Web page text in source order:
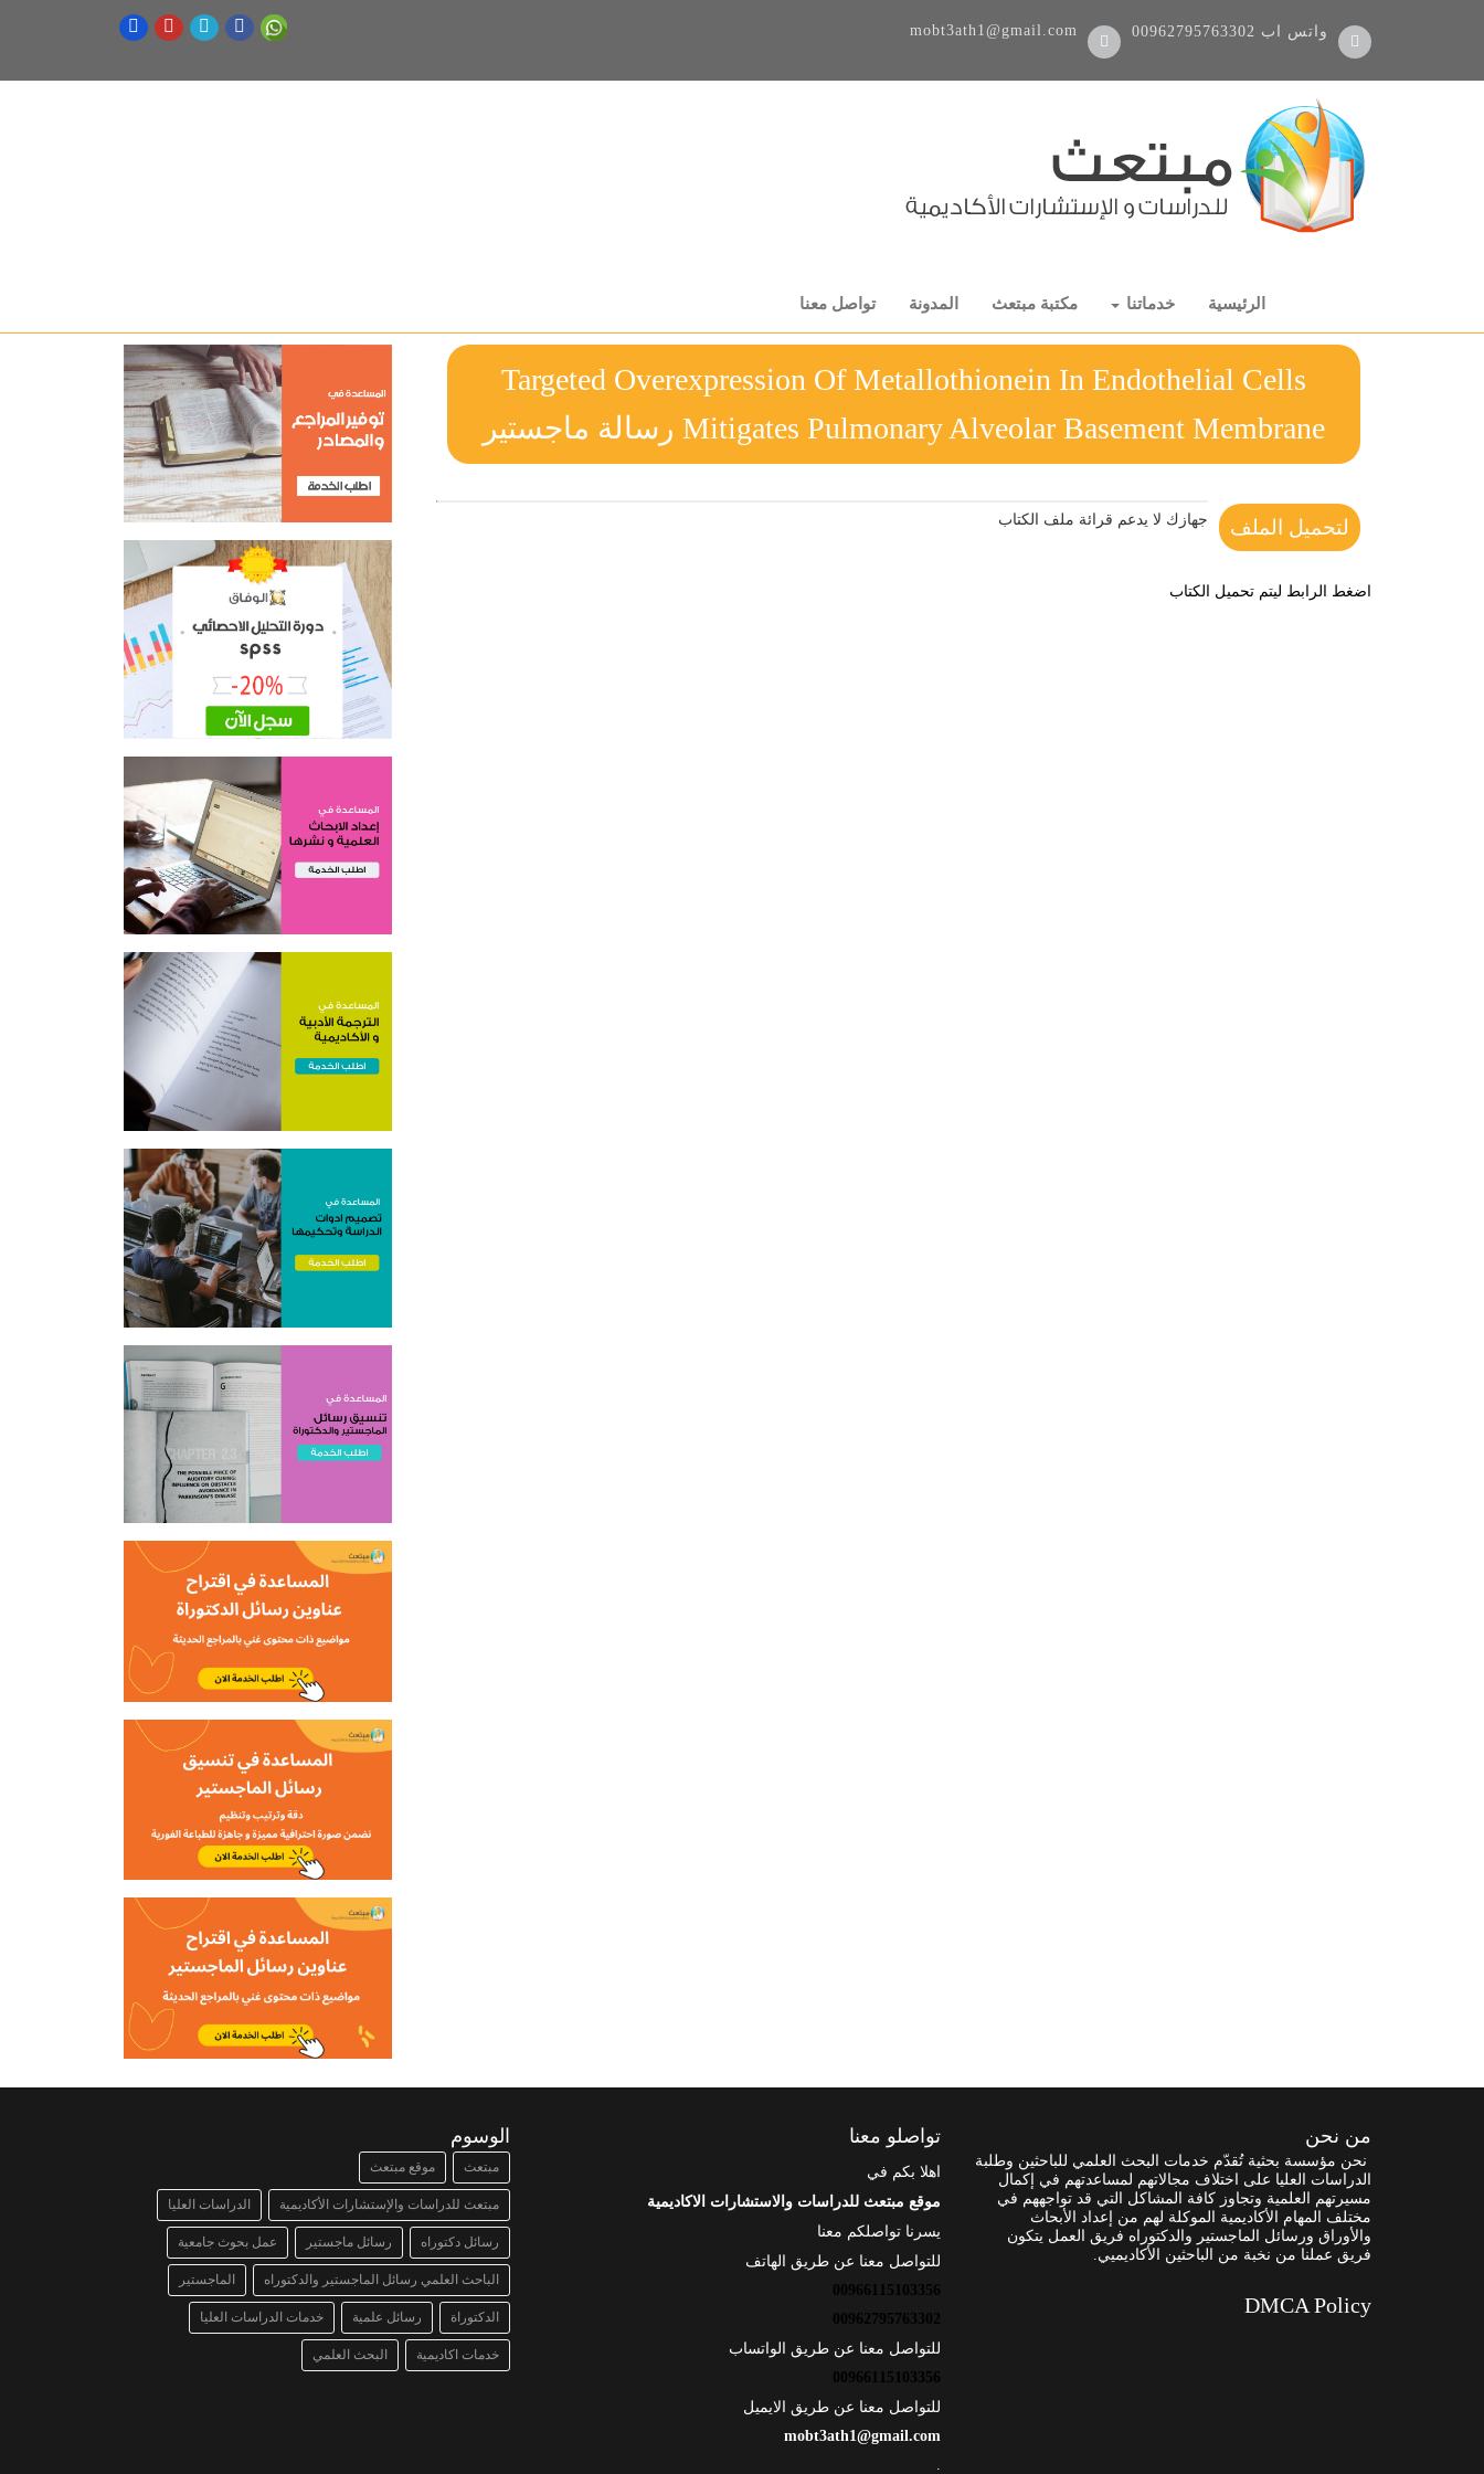
00962795763302 واتس اب mobt3ath1@gmail.com
الرئيسية خدماتنا مكتبة مبتعث المدونة تواصل معنا
Targeted Overexpression Of Metallothionein In Endothelial Cells
Mitigates Pulmonary Alveolar Basement Membrane رسالة ماجستير
لتحميل الملف جهازك لا يدعم قرائة ملف الكتاب
اضغط الرابط ليتم تحميل الكتاب
من نحن
نحن مؤسسة بحثية تُقدّم خدمات البحث العلمي للباحثين وطلبة
الدراسات العليا على اختلاف مجالاتهم لمساعدتهم في إكمال
مسيرتهم العلمية وتجاوز كافة المشاكل التي قد تواجههم في
مختلف المهام الأكاديمية الموكلة لهم من إعداد الأبحاث
والأوراق ورسائل الماجستير والدكتوراه فريق العمل يتكون
فريق عملنا من نخبة من الباحثين الأكاديميي.
DMCA Policy
تواصلو معنا
اهلا بكم في
موقع مبتعث للدراسات والاستشارات الاكاديمية
يسرنا تواصلكم معنا
للتواصل معنا عن طريق الهاتف
00966115103356
00962795763302
للتواصل معنا عن طريق الواتساب
00966115103356
للتواصل معنا عن طريق الايميل
mobt3ath1@gmail.com
الوسوم
مبتعث موقع مبتعث
مبتعث للدراسات والإستشارات الأكاديمية الدراسات العليا
رسائل دكتوراه رسائل ماجستير عمل بحوث جامعية
الباحث العلمي رسائل الماجستير والدكتوراه الماجستير
الدكتوراة رسائل علمية خدمات الدراسات العليا
خدمات اكاديمية البحث العلمي